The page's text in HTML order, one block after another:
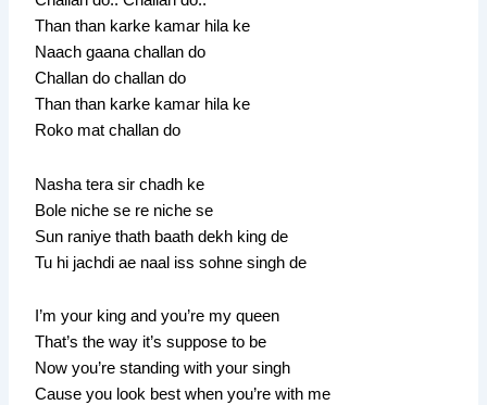
Than than karke kamar hila ke
Naach gaana challan do
Challan do challan do
Than than karke kamar hila ke
Roko mat challan do
Nasha tera sir chadh ke
Bole niche se re niche se
Sun raniye thath baath dekh king de
Tu hi jachdi ae naal iss sohne singh de
I’m your king and you’re my queen
That’s the way it’s suppose to be
Now you’re standing with your singh
Cause you look best when you’re with me